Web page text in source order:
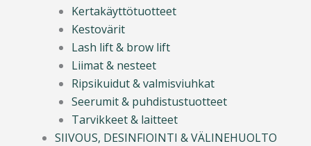
Kertakäyttötuotteet
Kestovärit
Lash lift & brow lift
Liimat & nesteet
Ripsikuidut & valmisviuhkat
Seerumit & puhdistustuotteet
Tarvikkeet & laitteet
SIIVOUS, DESINFIOINTI & VÄLINEHUOLTO